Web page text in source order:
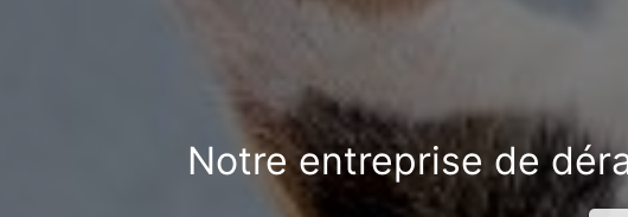
Notre entreprise de